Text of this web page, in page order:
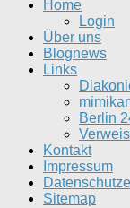
Home
Login
Über uns
Blognews
Links
Berlin
Kontakt
Impressum
Sitemap